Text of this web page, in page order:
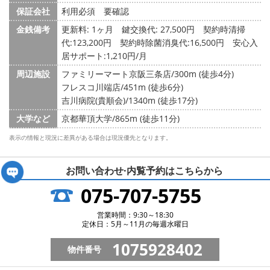
保証会社
利用必須 要確認
金銭備考
更新料: 1ヶ月 鍵交換代: 27,500円
契約時清掃
代:123,200円 契約時除菌消臭代:16,500円 安心入
居サポート:1,210円/月
周辺施設
ファミリーマート京阪三条店/300m (徒歩4分)
フレスコ川端店/451m (徒歩6分)
吉川病院(貴順会)/1340m (徒歩17分)
大学など
京都華頂大学/865m (徒歩11分)
表示の情報と現況に差異がある場合は現況優先となります。
お問い合わせ·内覧予約はこちらから
075-707-5755
営業時間：9:30～18:30
定休日：5月～11月の毎週水曜日
物件番号 1075928402